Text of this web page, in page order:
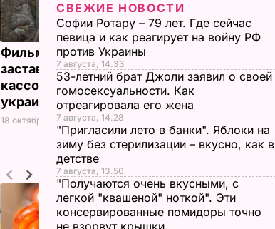
Фильм "Сторожевая
застава" установил
кассовый рекорд в
украинском прокате
18 октября, 11.20НОВОСТИ
Snapchat выпустит
очки со встроенной
камерой
25 сентября, 01.38
СВЕЖИЕ НОВОСТИ
Софии Ротару – 79 лет. Где сейчас
певица и как реагирует на войну РФ
против Украины
7 августа, 14.33
53-летний брат Джоли заявил о своей
гомосексуальности. Как
отреагировала его жена
7 августа, 14.28
"Пригласили лето в банки". Яблоки на
зиму без стерилизации – вкусно, как в
детстве
7 августа, 13.50
"Получаются очень вкусными, с
легкой "квашеной" ноткой". Эти
консервированные помидоры точно
не взорвут крышки